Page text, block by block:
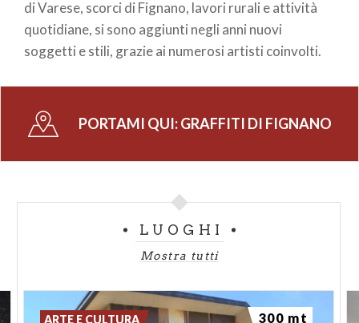
di Varese, scorci di Fignano, lavori rurali e attività
quotidiane, si sono aggiunti negli anni nuovi
soggetti e stili, grazie ai numerosi artisti coinvolti.
PORTAMI QUI:GRAFFITI DI FIGNANO
LUOGHI
Mostra tutti
ARTE E CULTURA 300 mt